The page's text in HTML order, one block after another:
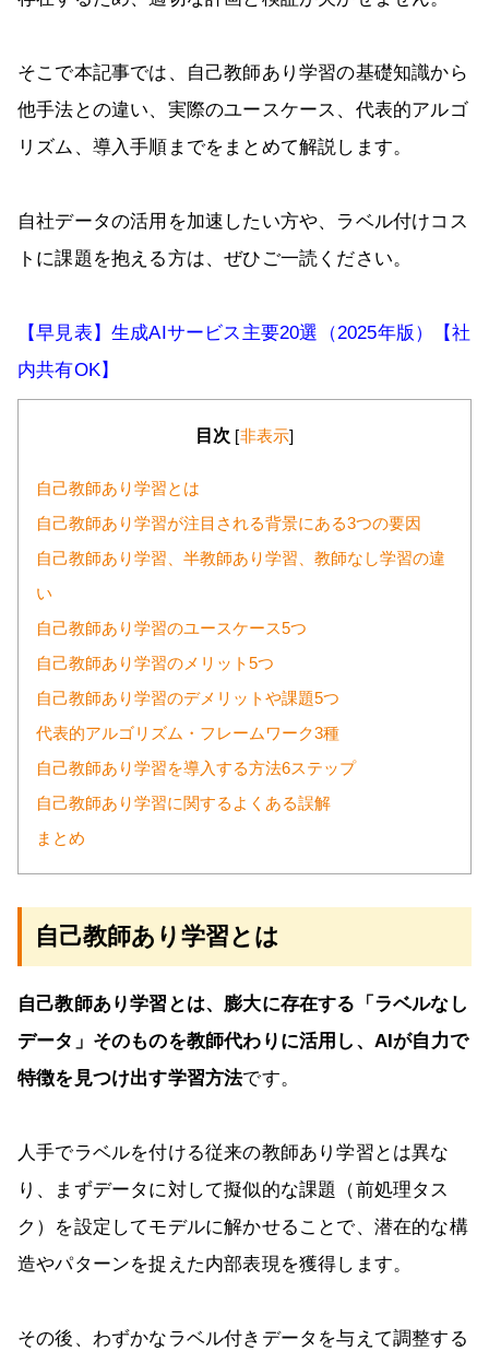
そこで本記事では、自己教師あり学習の基礎知識から
他手法との違い、実際のユースケース、代表的アルゴ
リズム、導入手順までをまとめて解説します。
自社データの活用を加速したい方や、ラベル付けコス
トに課題を抱える方は、ぜひご一読ください。
【早見表】生成AIサービス主要20選（2025年版）【社
内共有OK】
目次 [非表示]
自己教師あり学習とは
自己教師あり学習が注目される背景にある3つの要因
自己教師あり学習、半教師あり学習、教師なし学習の違
い
自己教師あり学習のユースケース5つ
自己教師あり学習のメリット5つ
自己教師あり学習のデメリットや課題5つ
代表的アルゴリズム・フレームワーク3種
自己教師あり学習を導入する方法6ステップ
自己教師あり学習に関するよくある誤解
まとめ
自己教師あり学習とは
自己教師あり学習とは、膨大に存在する「ラベルなし
データ」そのものを教師代わりに活用し、AIが自力で
特徴を見つけ出す学習方法です。
人手でラベルを付ける従来の教師あり学習とは異な
り、まずデータに対して擬似的な課題（前処理タス
ク）を設定してモデルに解かせることで、潜在的な構
造やパターンを捉えた内部表現を獲得します。
その後、わずかなラベル付きデータを与えて調整する